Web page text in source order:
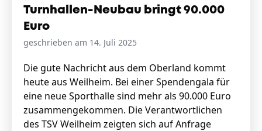
Turnhallen-Neubau bringt 90.000
Euro
geschrieben am 14. Juli 2025
Die gute Nachricht aus dem Oberland kommt
heute aus Weilheim. Bei einer Spendengala für
eine neue Sporthalle sind mehr als 90.000 Euro
zusammengekommen. Die Verantwortlichen
des TSV Weilheim zeigten sich auf Anfrage